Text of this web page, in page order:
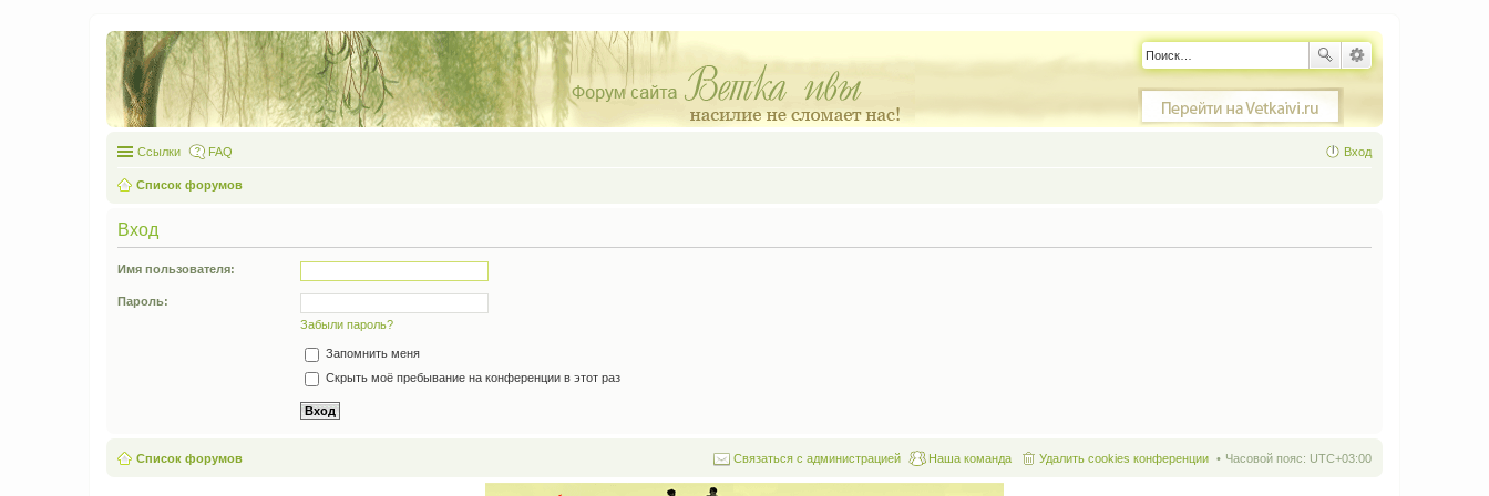
Ссылки FAQ Вход
Список форумов
Вход
Имя пользователя:
Пароль:
Забыли пароль?
Запомнить меня
Скрыть моё пребывание на конференции в этот раз
Список форумов Часовой пояс: UTC+03:00
Удалить cookies конференции
Наша команда
Связаться с администрацией